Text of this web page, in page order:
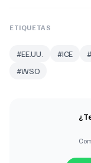
ETIQUETAS
#EE.UU. #ICE
#WSO